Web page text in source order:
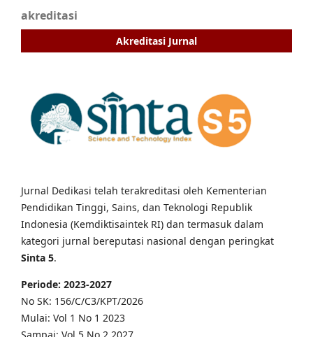
akreditasi
Akreditasi Jurnal
Jurnal Dedikasi telah terakreditasi oleh Kementerian
Pendidikan Tinggi, Sains, dan Teknologi Republik
Indonesia (Kemdiktisaintek RI) dan termasuk dalam
kategori jurnal bereputasi nasional dengan peringkat
Sinta 5.
Periode: 2023-2027
No SK: 156/C/C3/KPT/2026
Mulai: Vol 1 No 1 2023